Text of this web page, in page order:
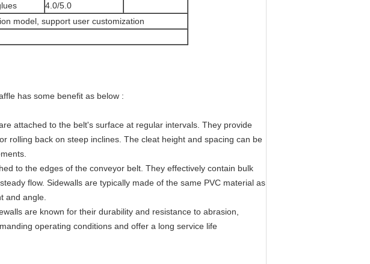
4.0/5.0
model, support user customization
has some benefit as below :
attached to the belt's surface at regular intervals. They provide
rolling back on steep inclines. The cleat height and spacing can be
to the edges of the conveyor belt. They effectively contain bulk
flow. Sidewalls are typically made of the same PVC material as
and angle.
are known for their durability and resistance to abrasion,
operating conditions and offer a long service life